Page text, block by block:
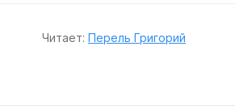
Читает: Перель Григорий